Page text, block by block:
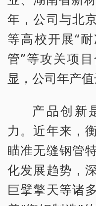
年，公司与北
等高校开展“
管”等攻关项
显，公司年产值
产品创新
力。近年来，
瞄准无缝钢管
化发展趋势，
巨擘擎天等诸